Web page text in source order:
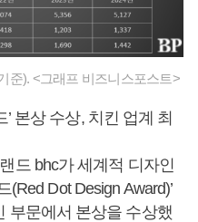
준). <그래프 비즈니스포스트>
본상 수상, 치킨 업계 최
드 bhc가 세계적 디자인
(Red Dot Design Award)’
부문에서 본상을 수상했